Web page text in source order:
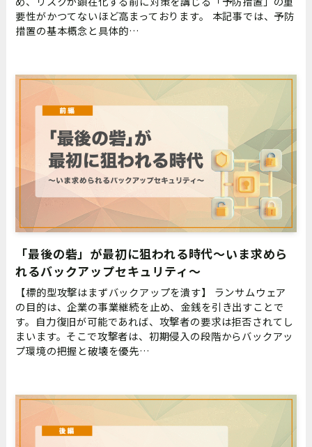
要性がかつてないほど高まっております。 本記事では、予防
措置の基本概念と具体的…
「最後の砦」が最初に狙われる時代〜いま求めら
れるバックアップセキュリティ〜
【標的型攻撃はまずバックアップを潰す】 ランサムウェア
の目的は、企業の事業継続を止め、金銭を引き出すことで
す。自力復旧が可能であれば、攻撃者の要求は拒否されてし
まいます。そこで攻撃者は、初期侵入の段階からバックアッ
プ環境の把握と破壊を優先…